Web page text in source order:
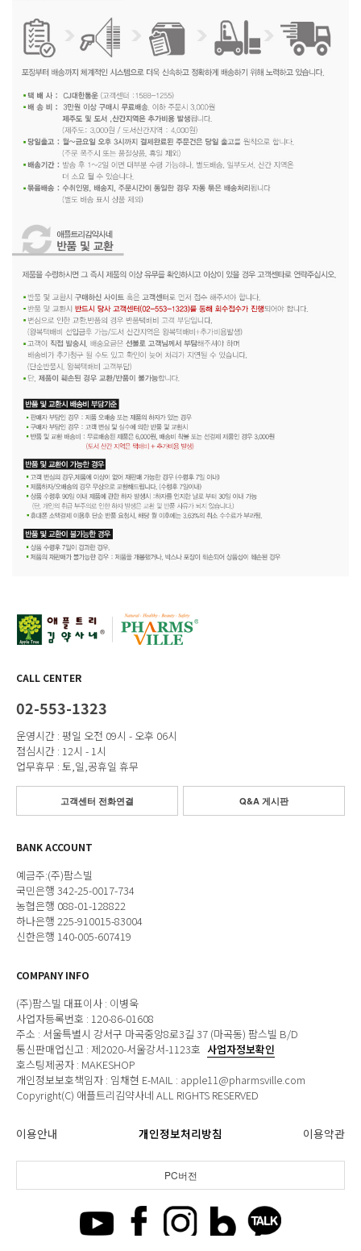
CALL CENTER
02-553-1323
운영시간 : 평일 오전 09시 - 오후 06시
점심시간 : 12시 - 1시
업무휴무 : 토,일,공휴일 휴무
고객센터 전화연결 Q&A 게시판
BANK ACCOUNT
예금주:(주)팜스빌
국민은행 342-25-0017-734
농협은행 088-01-128822
하나은행 225-910015-83004
신한은행 140-005-607419
COMPANY INFO
(주)팜스빌 대표이사 : 이병욱
사업자등록번호 : 120-86-01608
주소 : 서울특별시 강서구 마곡중앙8로3길 37 (마곡동) 팜스빌 B/D
통신판매업신고 : 제2020-서울강서-1123호 사업자정보확인
호스팅제공자 : MAKESHOP
개인정보보호책임자 : 임채현 E-MAIL : apple11@pharmsville.com
Copyright(C) 애플트리김약사네 ALL RIGHTS RESERVED
이용안내 개인정보처리방침 이용약관
PC버전